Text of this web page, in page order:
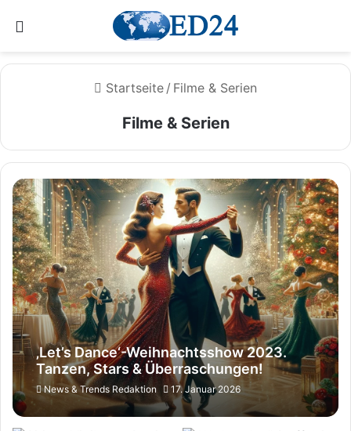
Startseite / Filme & Serien
Filme & Serien
‚Let’s Dance‘-Weihnachtsshow 2023.
Tanzen, Stars & Überraschungen!
News & Trends Redaktion 17. Januar 2026